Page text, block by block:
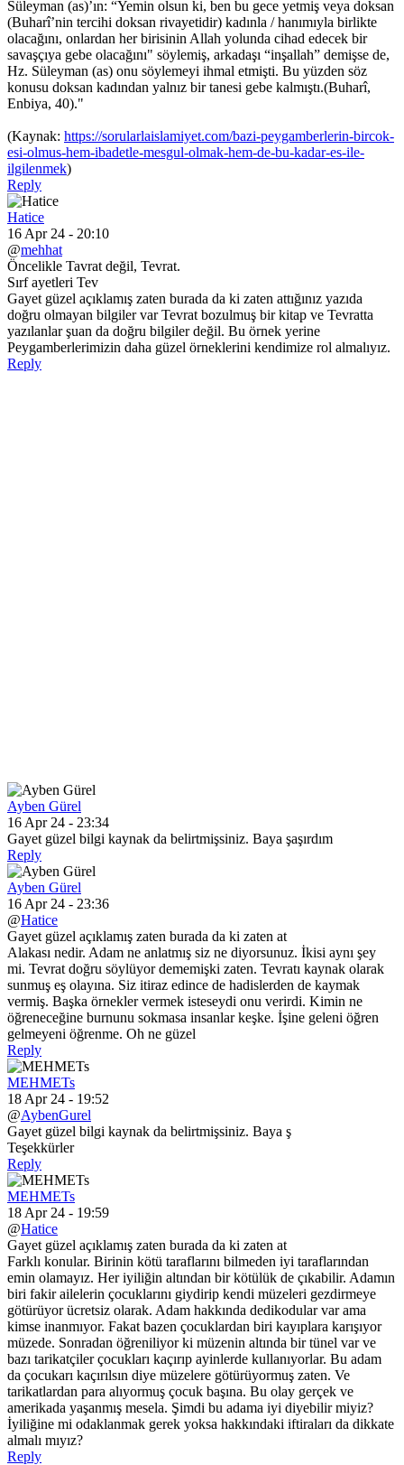
Süleyman (as)’ın: “Yemin olsun ki, ben bu gece yetmiş veya doksan
(Buharî’nin tercihi doksan rivayetidir) kadınla / hanımıyla birlikte
olacağını, onlardan her birisinin Allah yolunda cihad edecek bir
savaşçıya gebe olacağını" söylemiş, arkadaşı “inşallah” demişse de,
Hz. Süleyman (as) onu söylemeyi ihmal etmişti. Bu yüzden söz
konusu doksan kadından yalnız bir tanesi gebe kalmıştı.(Buharî,
Enbiya, 40)."
(Kaynak: https://sorularlaislamiyet.com/bazi-peygamberlerin-bircok-
esi-olmus-hem-ibadetle-mesgul-olmak-hem-de-bu-kadar-es-ile-
ilgilenmek)
Reply
Hatice
16 Apr 24 - 20:10
@mehhat
Öncelikle Tavrat değil, Tevrat.
Sırf ayetleri Tev
Gayet güzel açıklamış zaten burada da ki zaten attığınız yazıda
doğru olmayan bilgiler var Tevrat bozulmuş bir kitap ve Tevratta
yazılanlar şuan da doğru bilgiler değil. Bu örnek yerine
Peygamberlerimizin daha güzel örneklerini kendimize rol almalıyız.
Reply
Ayben Gürel
16 Apr 24 - 23:34
Gayet güzel bilgi kaynak da belirtmişsiniz. Baya şaşırdım
Reply
Ayben Gürel
16 Apr 24 - 23:36
@Hatice
Gayet güzel açıklamış zaten burada da ki zaten at
Alakası nedir. Adam ne anlatmış siz ne diyorsunuz. İkisi aynı şey
mi. Tevrat doğru söylüyor dememişki zaten. Tevratı kaynak olarak
sunmuş eş olayına. Siz itiraz edince de hadislerden de kaymak
vermiş. Başka örnekler vermek isteseydi onu verirdi. Kimin ne
öğreneceğine burnunu sokmasa insanlar keşke. İşine geleni öğren
gelmeyeni öğrenme. Oh ne güzel
Reply
MEHMETs
18 Apr 24 - 19:52
@AybenGurel
Gayet güzel bilgi kaynak da belirtmişsiniz. Baya ş
Teşekkürler
Reply
MEHMETs
18 Apr 24 - 19:59
@Hatice
Gayet güzel açıklamış zaten burada da ki zaten at
Farklı konular. Birinin kötü taraflarını bilmeden iyi taraflarından
emin olamayız. Her iyiliğin altından bir kötülük de çıkabilir. Adamın
biri fakir ailelerin çocuklarını giydirip kendi müzeleri gezdirmeye
götürüyor ücretsiz olarak. Adam hakkında dedikodular var ama
kimse inanmıyor. Fakat bazen çocuklardan biri kayıplara karışıyor
müzede. Sonradan öğreniliyor ki müzenin altında bir tünel var ve
bazı tarikatçiler çocukları kaçırıp ayinlerde kullanıyorlar. Bu adam
da çocukarı kaçırılsın diye müzelere götürüyormuş zaten. Ve
tarikatlardan para alıyormuş çocuk başına. Bu olay gerçek ve
amerikada yaşanmış mesela. Şimdi bu adama iyi diyebilir miyiz?
İyiliğine mi odaklanmak gerek yoksa hakkındaki iftiraları da dikkate
almalı mıyız?
Reply